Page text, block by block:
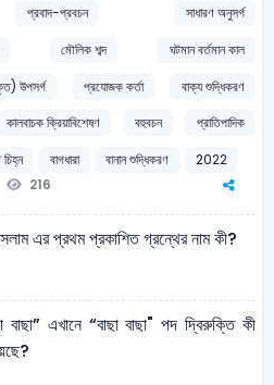
প্রবাদ-প্রবচন
সাধারণ অনুসর্গ
মৌলিক শব্দ
ঘটমান বর্তমান কাল
উপসর্গ প্রযোজক কর্তা
বাক্য শুদ্ধিকরণ
কালবাচক ক্রিয়াবিশেষণ বহুবচন
প্রাতিপাদিক
চিহ্ন বাগধারা বানান শুদ্ধিকরণ
2022
216
এর প্রথম প্রকাশিত গ্রন্থের নাম কী?
এখানে “বাছা বাছা" পদ দ্বিরুক্তি কী